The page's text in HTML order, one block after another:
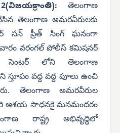
తెలంగాణ
తెలంగాణ అమరవీరులకు
సన్ ప్రీత్ సింగ్ ఘనంగా
వరంగల్ పోలీస్ కమిషనర్
సెంటర్ లోని తెలంగాణ
వద్ద వద్ద పూలు ఉంచి
తెలంగాణ అమరవీరుల
ఆశయ సాధనకై మనమందరం
రాష్ట్ర అభివృద్ధిలో